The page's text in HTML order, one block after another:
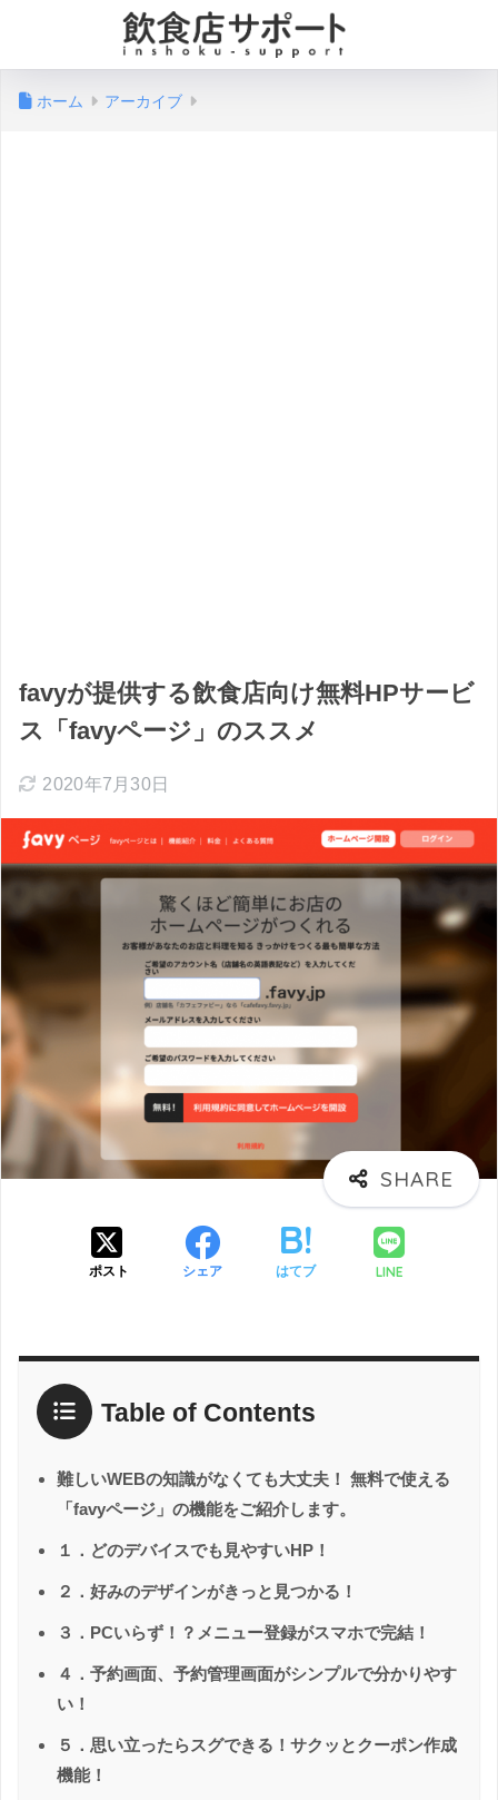
ホーム アーカイブ
favyが提供する飲食店向け無料HPサービ
ス「favyページ」のススメ
2020年7月30日
ポスト シェア はてブ LINE
Table of Contents
難しいWEBの知識がなくても大丈夫！ 無料で使える
「favyページ」の機能をご紹介します。
１．どのデバイスでも見やすいHP！
２．好みのデザインがきっと見つかる！
３．PCいらず！？メニュー登録がスマホで完結！
４．予約画面、予約管理画面がシンプルで分かりやす
い！
５．思い立ったらスグできる！サクッとクーポン作成
機能！